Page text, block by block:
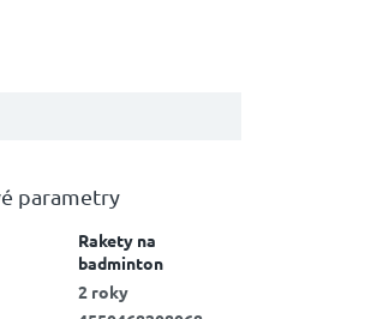
parametry
Rakety na
badminton
2 roky